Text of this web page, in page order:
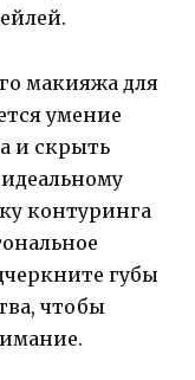
макияжа для
умение
и скрыть
контуринга
губы
чтобы